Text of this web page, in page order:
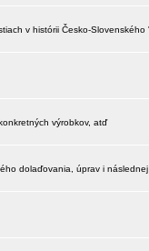
v histórii Česko-Slovenského
výrobkov, atď
dolaďovania, úprav i